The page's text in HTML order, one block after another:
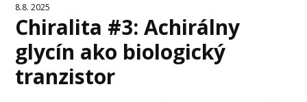
8.8. 2025
Chiralita #3: Achirálny
glycín ako biologický
tranzistor